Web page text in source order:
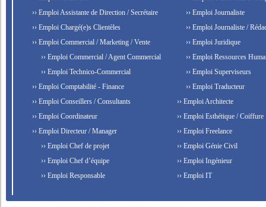
›› Emploi Assistante de Direction / Secrétaire
›› Emploi Chargé(e)s Clientèles
›› Emploi Commercial / Marketing / Vente
›› Emploi Commercial / Agent Commercial
›› Emploi Technico-Commercial
›› Emploi Comptabilité - Finance
›› Emploi Conseillers / Consultants
›› Emploi Coordinateur
›› Emploi Directeur / Manager
›› Emploi Chef de projet
›› Emploi Chef d’équipe
›› Emploi Responsable
›› Emploi Journaliste
›› Emploi Journaliste /
›› Emploi Juridique
›› Emploi Ressources
›› Emploi Superviseurs
›› Emploi Traducteur
›› Emploi Architecte
›› Emploi Esthétique / Coiffure
›› Emploi Freelance
›› Emploi Génie Civil
›› Emploi Ingénieur
›› Emploi IT